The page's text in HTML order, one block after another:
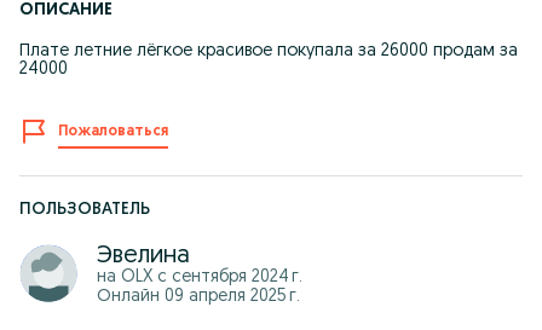
ОПИСАНИЕ
Плате летние лёгкое красивое покупала за 26000 продам за
24000
Пожаловаться
ПОЛЬЗОВАТЕЛЬ
Эвелина
на OLX с сентября 2024 г.
Онлайн 09 апреля 2025 г.